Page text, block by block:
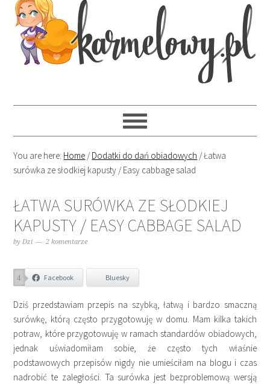
You are here: Home /Dodatki do dań obiadowych /Łatwa
surówka ze słodkiej kapusty / Easy cabbage salad
ŁATWA SURÓWKA ZE SŁODKIEJ
KAPUSTY / EASY CABBAGE SALAD
byDzi 2 komentarze
4 Facebook Bluesky
Dziś przedstawiam przepis na szybką, łatwą i bardzo smaczną
surówkę, którą często przygotowuję w domu. Mam kilka takich
potraw, które przygotowuję w ramach standardów obiadowych,
jednak uświadomiłam sobie, że często tych właśnie
podstawowych przepisów nigdy nie umieściłam na blogu i czas
nadrobić te zaległości. Ta surówka jest bezproblemową wersją